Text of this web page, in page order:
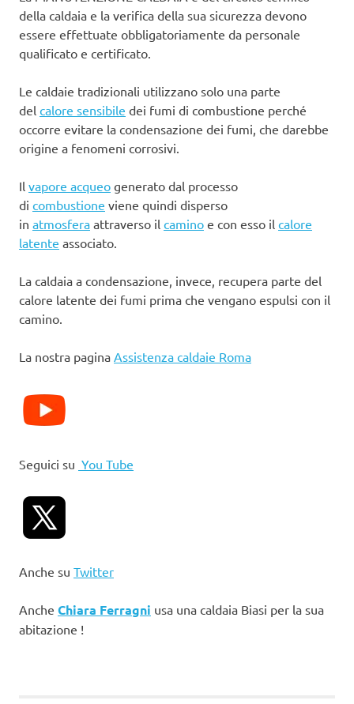
della caldaia e la verifica della sua sicurezza devono
essere effettuate obbligatoriamente da personale
qualificato e certificato.
Le caldaie tradizionali utilizzano solo una parte
del calore sensibile dei fumi di combustione perché
occorre evitare la condensazione dei fumi, che darebbe
origine a fenomeni corrosivi.
Il vapore acqueo generato dal processo
di combustione viene quindi disperso
in atmosfera attraverso il camino e con esso il calore
latente associato.
La caldaia a condensazione, invece, recupera parte del
calore latente dei fumi prima che vengano espulsi con il
camino.
La nostra pagina Assistenza caldaie Roma
Seguici su You Tube
Anche su Twitter
Anche Chiara Ferragni usa una caldaia Biasi per la sua
abitazione !